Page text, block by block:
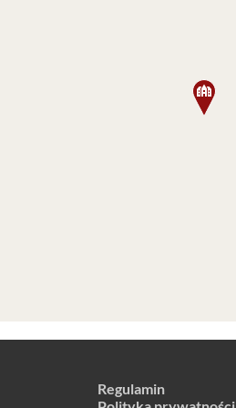
Regulamin